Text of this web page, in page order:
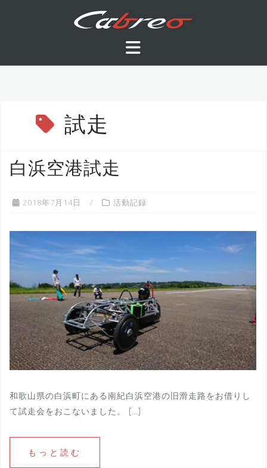
ツ
試走
白浜空港試走
2018年7月14日 活動記録
和歌山県の白浜町にある南紀白浜空港の旧滑走路をお借りし
て試走会をおこないました。 […]
もっと読む